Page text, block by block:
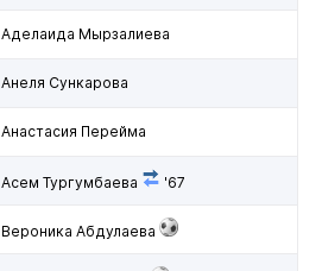
Аделаида Мырзалиева
Анеля Сункарова
Анастасия Перейма
Асем Тургумбаева '67
Вероника Абдулаева